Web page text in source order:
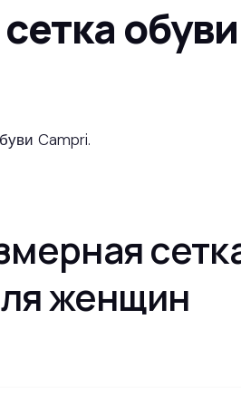
обуви
Campri.
женщин